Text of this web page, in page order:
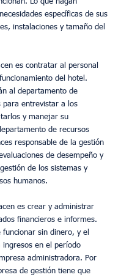
específicas de sus
instalaciones y tamaño del
es contratar al personal
del hotel.
al departamento de
para entrevistar a los
y manejar su
de recursos
responsable de la gestión
de desempeño y
de los sistemas y
humanos.
es crear y administrar
financieros e informes.
funcionar sin dinero, y el
en el período
administradora. Por
de gestión tiene que